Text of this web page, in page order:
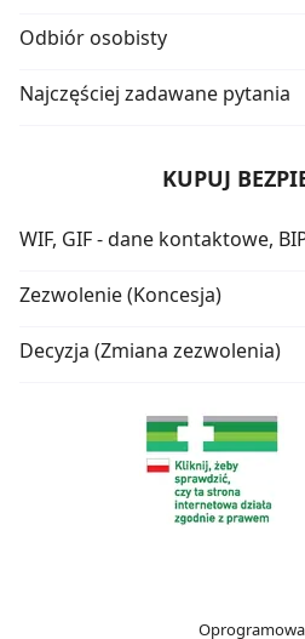
Odbiór osobisty
Najczęściej zadawane pytania
KUPUJ
WIF, GIF - dane kontaktowe,
Zezwolenie (Koncesja)
Decyzja (Zmiana zezwolenia)